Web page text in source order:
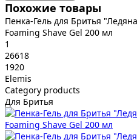
Похожие товары
Пенка-Гель для Бритья
Foaming Shave Gel 200 мл
1
26618
1920
Elemis
Category products
Для Бритья